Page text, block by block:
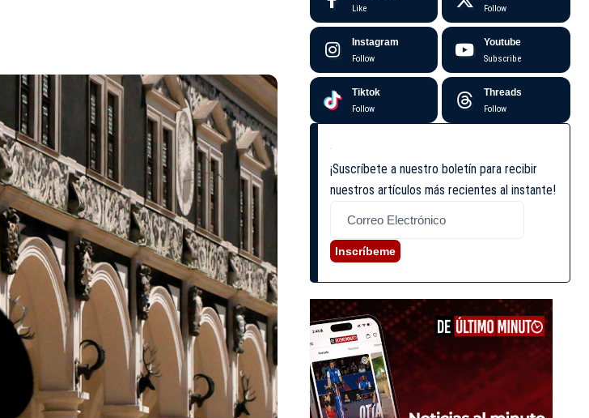
Like Follow
Instagram
Follow
Youtube
Subscribe
Tiktok
Follow
Threads
Follow
¡Suscríbete a nuestro boletín para recibir
nuestros artículos más recientes al instante!
Inscríbeme